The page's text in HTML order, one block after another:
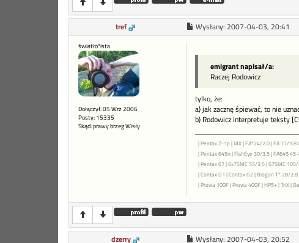
tref Wysłany: 2007-04-03, 20:41
światło*ista
Dołączył: 05 Wrz 2006
Posty: 15335
Skąd: prawy brzeg Wisły
emigrant napisał/a:
Raczej Rodowicz
tylko, że:
a) jak zacznę śpiewać, to nie
b) Rodowicz interpretuje teksty
| Pentax Z-1p | MX | FA*24/2.0 | FA 77/1.8
| Pentax 645n | FishEye 30/3.5 | FA645
| Pentax 67 | 6x7SMC 55/3.5 | 67SMC
| Contax G1 | Contax G2 | Biogon T* 28/
| Provia 100F | Provia 400F | HP5+ | TriX |
dzerry Wysłany: 2007-04-03, 20:52